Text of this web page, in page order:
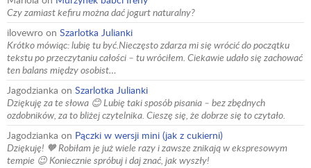
Czy zamiast kefiru można dać jogurt naturalny?
ilovewro on Szarlotka Julianki
Krótko mówiąc: lubię tu być.Nieczęsto zdarza mi się wrócić do początku
tekstu po przeczytaniu całości – tu wróciłem. Ciekawie udało się zachować
ten balans między osobist…
Jagodzianka on Szarlotka Julianki
Dziękuję za te słowa 😊 Lubię taki sposób pisania – bez zbędnych
ozdobników, za to bliżej czytelnika. Cieszę się, że dobrze się to czytało.
Jagodzianka on Pączki w wersji mini (jak z cukierni)
Dziękuję! 🧡 Robiłam je już wiele razy i zawsze znikają w ekspresowym
tempie 😉 Koniecznie spróbuj i daj znać, jak wyszły!